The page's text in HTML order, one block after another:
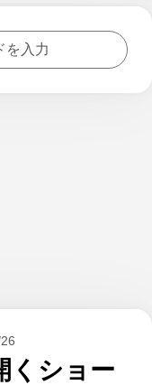
くショー